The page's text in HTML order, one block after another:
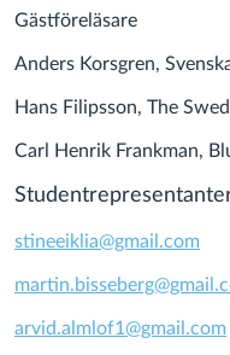
Gästföreläsare
Anders Korsgren,
Hans Filipsson, The
Carl Henrik Frankman,
stineeiklia@gmail.com
arvid.almlof1@gmail.com